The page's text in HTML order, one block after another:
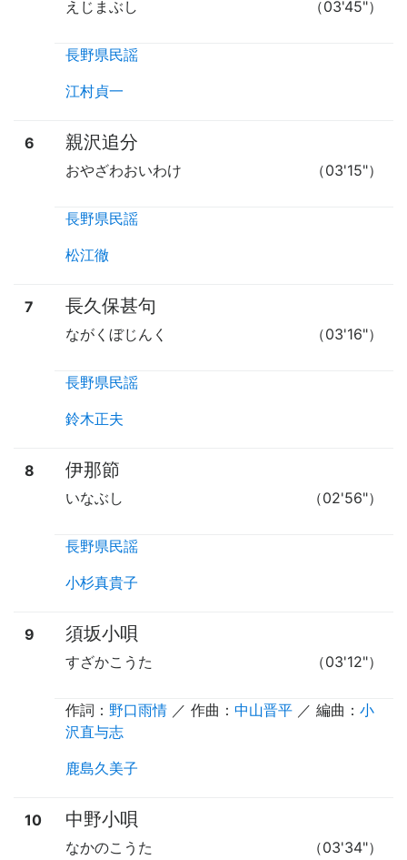
（03'45"）
えじまぶし
長野県民謡
江村貞一
6 親沢追分
（03'15"）
おやざわおいわけ
長野県民謡
松江徹
7 長久保甚句
（03'16"）
ながくぼじんく
長野県民謡
鈴木正夫
8 伊那節
（02'56"）
いなぶし
長野県民謡
小杉真貴子
9 須坂小唄
（03'12"）
すざかこうた
作詞： 野口雨情 ／ 作曲： 中山晋平 ／ 編曲： 小
沢直与志
鹿島久美子
10 中野小唄
（03'34"）
なかのこうた